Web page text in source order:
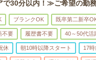
30分以内！≫ご希望の勤務
ブランクOK 既卒第二新卒
不要 履歴書不要 40～50代活
休 朝10時以降スタート 17